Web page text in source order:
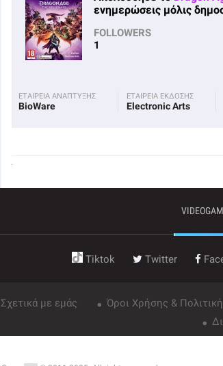
ενημερώσεις μόλις
FOLLOWERS
1
ΕΤΑΙΡΕΙΑ ΑΝΑΠΤΥΞΗΣ
BioWare
ΕΤΑΙΡΕΙΑ ΕΚΔΟΣΗΣ
Electronic Arts
Tiktok Twitter
Σχετικά με εμάς Όροι Χρήσης &